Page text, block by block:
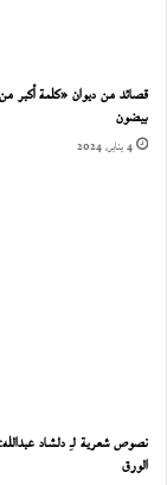
قصائد من ديوان «كلمة أكبر
بيضون
4 يناير، 2024
نصوص شعرية لـِ دلشاد
الورق